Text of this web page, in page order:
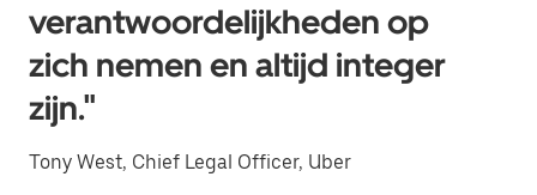
verantwoordelijkheden op
zich nemen en altijd integer
zijn."
Tony West, Chief Legal Officer, Uber